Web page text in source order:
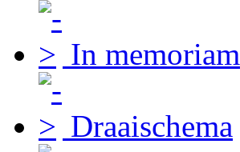
In memoriam
Draaischema